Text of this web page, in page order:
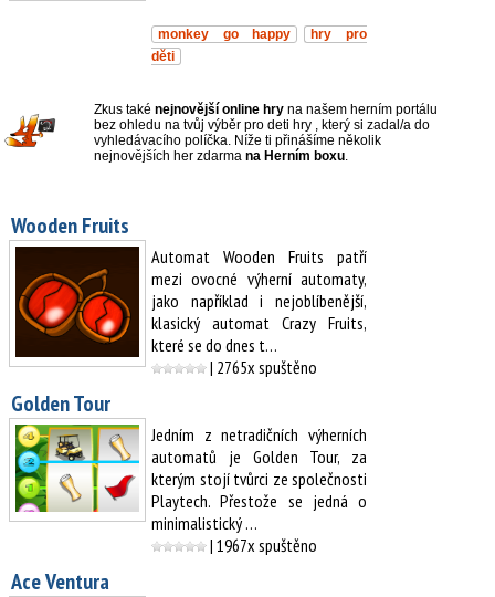
monkey go happy
hry pro
děti
Zkus také nejnovější online hry na našem herním portálu
bez ohledu na tvůj výběr pro deti hry , který si zadal/a do
vyhledávacího políčka. Níže ti přinášíme několik
nejnovějších her zdarma na Herním boxu.
Wooden Fruits
Automat Wooden Fruits patří
mezi ovocné výherní automaty,
jako například i nejoblíbenější,
klasický automat Crazy Fruits,
které se do dnes t…
| 2765x spuštěno
Golden Tour
Jedním z netradičních výherních
automatů je Golden Tour, za
kterým stojí tvůrci ze společnosti
Playtech. Přestože se jedná o
minimalistický …
| 1967x spuštěno
Ace Ventura